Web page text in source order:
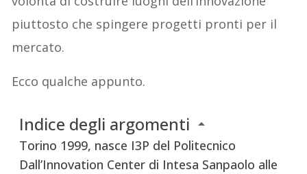
piuttosto che spingere progetti pronti per il
mercato.
Ecco qualche appunto.
Indice degli argomenti
Torino 1999, nasce I3P del Politecnico
Dall’Innovation Center di Intesa Sanpaolo alle